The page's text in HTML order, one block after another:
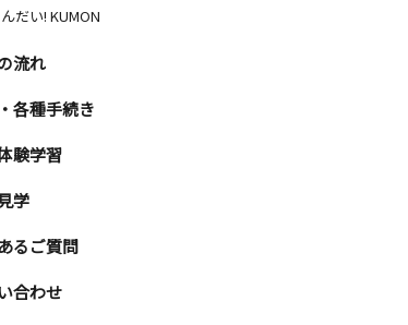
だい! KUMON
流れ
各種手続き
験学習
学
るご質問
合わせ